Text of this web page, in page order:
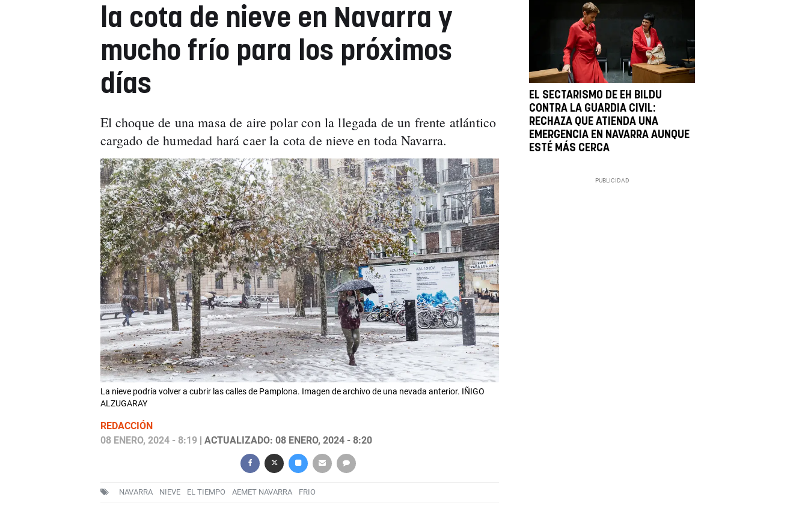
la cota de nieve en Navarra y
mucho frío para los próximos
días
El choque de una masa de aire polar con la llegada de un frente atlántico
cargado de humedad hará caer la cota de nieve en toda Navarra.
La nieve podría volver a cubrir las calles de Pamplona. Imagen de archivo de una nevada anterior. IÑIGO
ALZUGARAY
REDACCIÓN
08 ENERO, 2024 - 8:19| ACTUALIZADO: 08 ENERO, 2024 - 8:20
NAVARRA NIEVE EL TIEMPO AEMET NAVARRA FRIO
EL SECTARISMO DE EH BILDU
CONTRA LA GUARDIA CIVIL:
RECHAZA QUE ATIENDA UNA
EMERGENCIA EN NAVARRA AUNQUE
ESTÉ MÁS CERCA